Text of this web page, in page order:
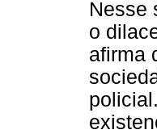
Nesse
o
afirma